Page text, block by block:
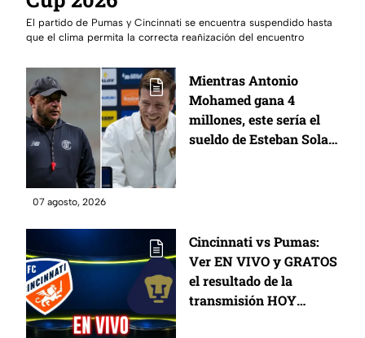
El partido de Pumas y Cincinnati se encuentra suspendido hasta
que el clima permita la correcta reañización del encuentro
Mientras Antonio
Mohamed gana 4
millones, este sería el
sueldo de Esteban Solari
07 agosto, 2026
Cincinnati vs Pumas:
Ver EN VIVO y GRATOS
el resultado de la
transmisión HOY